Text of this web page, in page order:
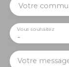
Votre
-
Vous souhaitez
Votre